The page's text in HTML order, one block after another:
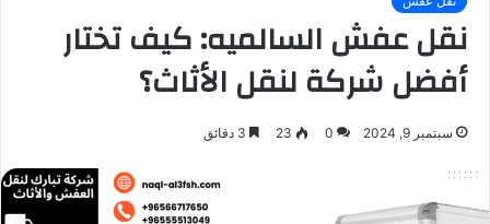
نقل عفش السالميه: كيف تختار
أفضل شركة لنقل الأثاث؟
سبتمبر 9, 2024 0
23